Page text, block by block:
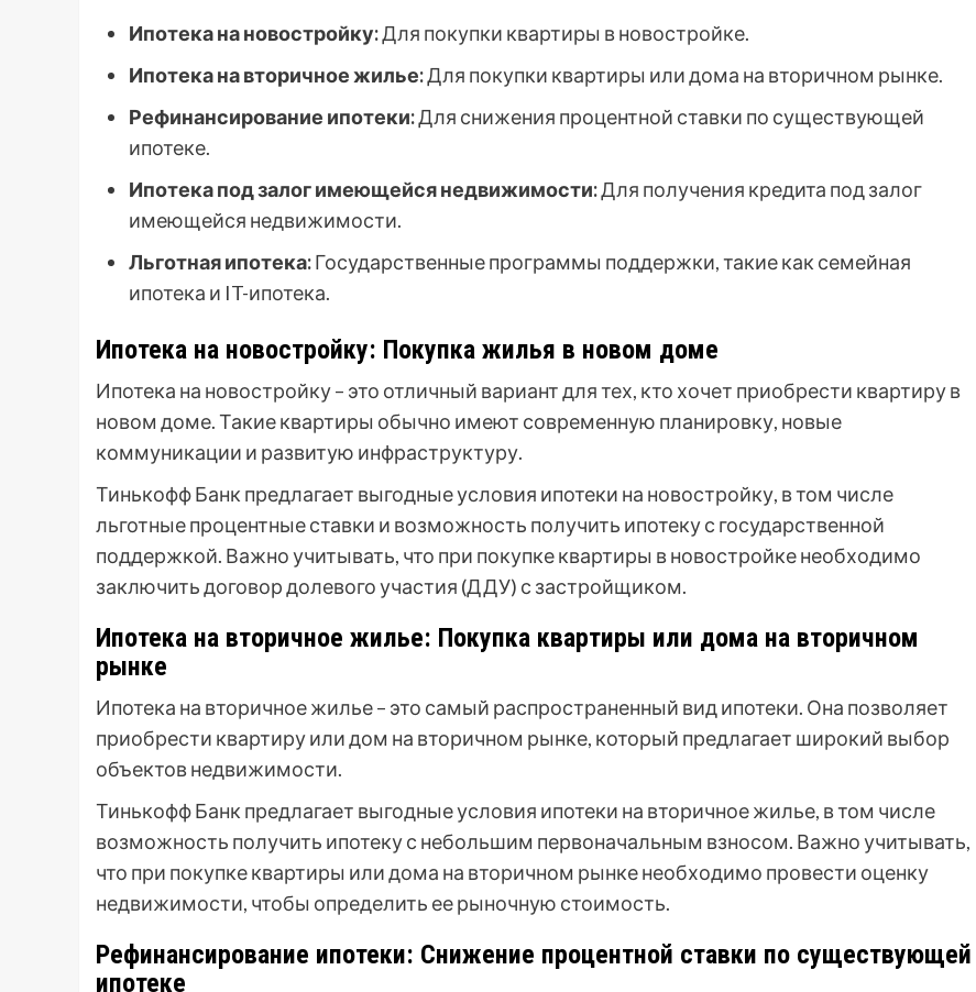
Ипотека на новостройку:Для покупки квартиры в новостройке.
Ипотека на вторичное жилье:Для покупки квартиры или дома на вторичном рынке.
Рефинансирование ипотеки:Для снижения процентной ставки по существующей
ипотеке.
Ипотека под залог имеющейся недвижимости:Для получения кредита под залог
имеющейся недвижимости.
Льготная ипотека:Государственные программы поддержки, такие как семейная
ипотека и IT-ипотека.
Ипотека на новостройку: Покупка жилья в новом доме
Ипотека на новостройку – это отличный вариант для тех, кто хочет приобрести квартиру в
новом доме. Такие квартиры обычно имеют современную планировку, новые
коммуникации и развитую инфраструктуру.
Тинькофф Банк предлагает выгодные условия ипотеки на новостройку, в том числе
льготные процентные ставки и возможность получить ипотеку с государственной
поддержкой. Важно учитывать, что при покупке квартиры в новостройке необходимо
заключить договор долевого участия (ДДУ) с застройщиком.
Ипотека на вторичное жилье: Покупка квартиры или дома на вторичном
рынке
Ипотека на вторичное жилье – это самый распространенный вид ипотеки. Она позволяет
приобрести квартиру или дом на вторичном рынке, который предлагает широкий выбор
объектов недвижимости.
Тинькофф Банк предлагает выгодные условия ипотеки на вторичное жилье, в том числе
возможность получить ипотеку с небольшим первоначальным взносом. Важно учитывать,
что при покупке квартиры или дома на вторичном рынке необходимо провести оценку
недвижимости, чтобы определить ее рыночную стоимость.
Рефинансирование ипотеки: Снижение процентной ставки по существующей
ипотеке